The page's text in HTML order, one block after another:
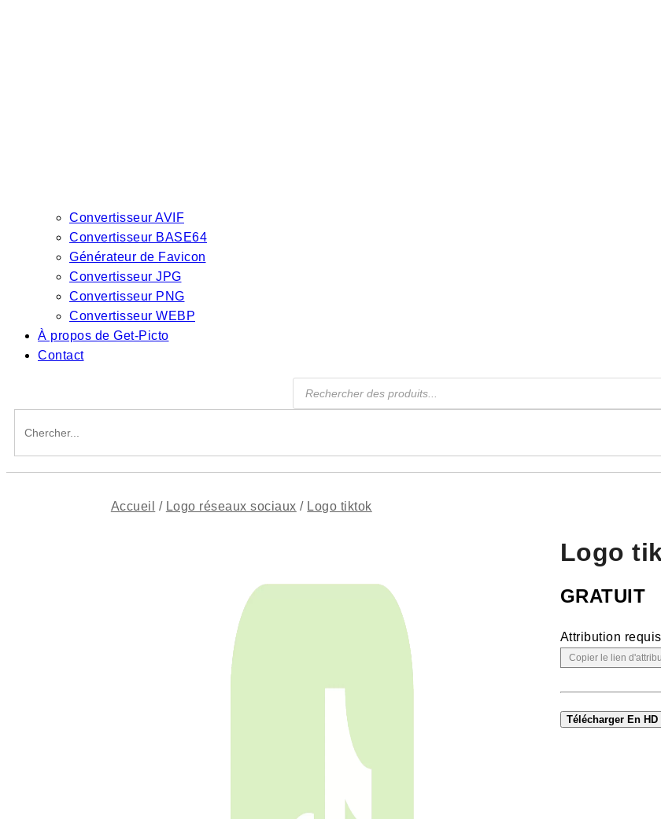
Convertisseur AVIF
Convertisseur BASE64
Générateur de Favicon
Convertisseur JPG
Convertisseur PNG
Convertisseur WEBP
À propos de Get-Picto
Contact
Recherche
de
produits
Search
for:
Accueil / Logo réseaux sociaux / Logo tiktok
Logo
GRATUIT
Attribution
Copier le lien
Télécharger En HD